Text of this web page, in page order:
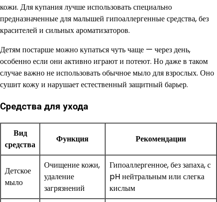
кожи. Для купания лучше использовать специально
предназначенные для малышей гипоаллергенные средства, без
красителей и сильных ароматизаторов.
Детям постарше можно купаться чуть чаще — через день,
особенно если они активно играют и потеют. Но даже в таком
случае важно не использовать обычное мыло для взрослых. Оно
сушит кожу и нарушает естественный защитный барьер.
Средства для ухода
Вид
средства
Функция Рекомендации
Детское
мыло
Очищение кожи,
удаление
загрязнений
Гипоаллергенное, без запаха, с
pH нейтральным или слегка
кислым